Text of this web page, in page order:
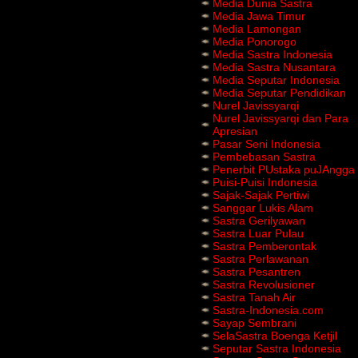
Media Dunia Sastra
Media Jawa Timur
Media Lamongan
Media Ponorogo
Media Sastra Indonesia
Media Sastra Nusantara
Media Seputar Indonesia
Media Seputar Pendidikan
Nurel Javissyarqi
Nurel Javissyarqi dan Para
Apresian
Pasar Seni Indonesia
Pembebasan Sastra
Penerbit PUstaka puJAngga
Puisi-Puisi Indonesia
Sajak-Sajak Pertiwi
Sanggar Lukis Alam
Sastra Gerilyawan
Sastra Luar Pulau
Sastra Pemberontak
Sastra Perlawanan
Sastra Pesantren
Sastra Revolusioner
Sastra Tanah Air
Sastra-Indonesia.com
Sayap Sembrani
SelaSastra Boenga Ketjil
Seputar Sastra Indonesia